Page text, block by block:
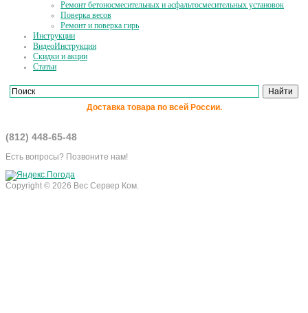
Ремонт бетоносмесительных и асфальтосмесительных установок
Поверка весов
Ремонт и поверка гирь
Инструкции
ВидеоИнструкции
Скидки и акции
Статьи
Доставка товара по всей России.
(812) 448-65-48
Есть вопросы? Позвоните нам!
Copyright © 2026 Вес Сервер Ком.